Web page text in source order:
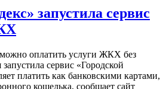
запустила сервис
оплатить услуги ЖКХ без
сервис «Городской
платить как банковскими картами,
кошелька, сообщает сайт